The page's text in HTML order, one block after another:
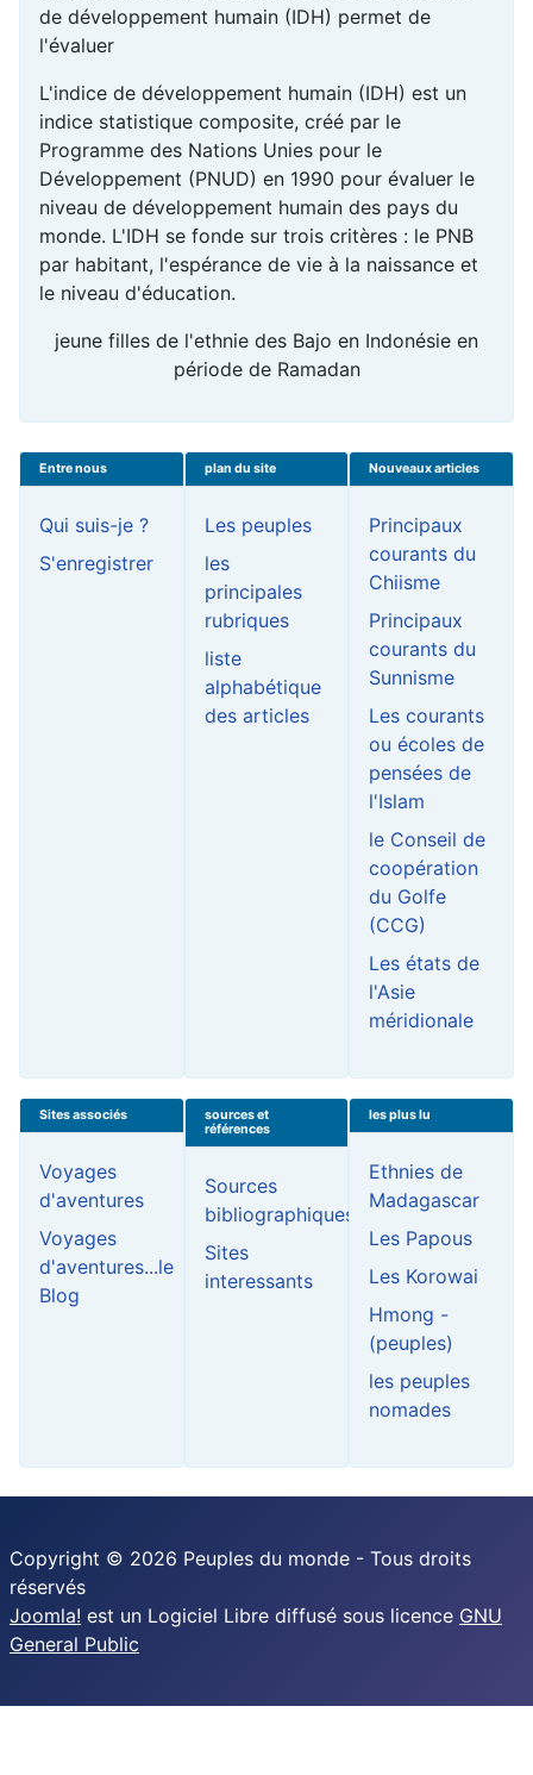
de développement humain (IDH) permet de
l'évaluer
L'indice de développement humain (IDH) est un
indice statistique composite, créé par le
Programme des Nations Unies pour le
Développement (PNUD) en 1990 pour évaluer le
niveau de développement humain des pays du
monde. L'IDH se fonde sur trois critères : le PNB
par habitant, l'espérance de vie à la naissance et
le niveau d'éducation.
jeune filles de l'ethnie des Bajo en Indonésie en
période de Ramadan
Entre nous
Qui suis-je ?
S'enregistrer
plan du site
Les peuples
les
principales
rubriques
liste
alphabétique
des articles
Nouveaux articles
Principaux
courants du
Chiisme
Principaux
courants du
Sunnisme
Les courants
ou écoles de
pensées de
l'Islam
le Conseil de
coopération
du Golfe
(CCG)
Les états de
l'Asie
méridionale
Sites associés
Voyages
d'aventures
Voyages
d'aventures...le
Blog
sources et
références
Sources
bibliographiques
Sites
interessants
les plus lu
Ethnies de
Madagascar
Les Papous
Les Korowai
Hmong -
(peuples)
les peuples
nomades
Copyright © 2026 Peuples du monde - Tous droits
réservés
Joomla! est un Logiciel Libre diffusé sous licence GNU
General Public